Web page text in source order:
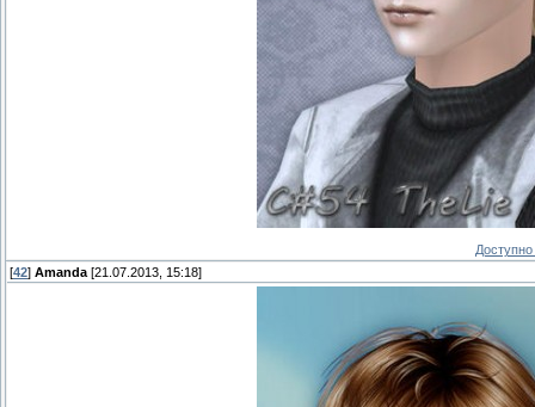
[42] Amanda [21.07.2013, 15:18]